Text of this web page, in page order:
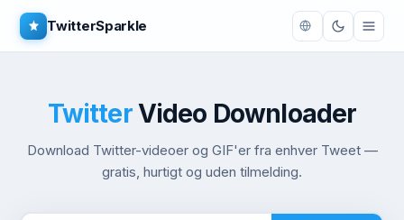
TwitterSparkle
TwitterVideo Downloader
Download Twitter-videoer og GIF'er fra enhver Tweet —
gratis, hurtigt og uden tilmelding.